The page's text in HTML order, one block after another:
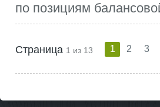
по позициям
Страница 1 из 13 1 2 3